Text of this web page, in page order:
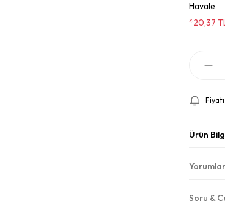
Havale
*20,37
Ürün
Soru &